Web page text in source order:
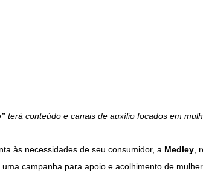
terá conteúdo e canais de auxílio focados em
às necessidades de seu consumidor, a Medley,
campanha para apoio e acolhimento de